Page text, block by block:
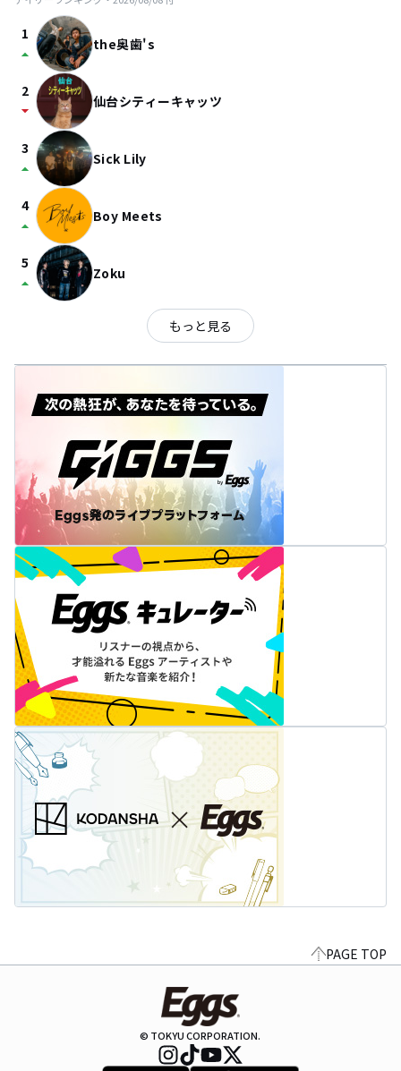
1
arrow_drop_up the奥歯's
2
arrow_drop_down 仙台シティーキャッツ
3
arrow_drop_up Sick Lily
4
arrow_drop_up Boy Meets
5
arrow_drop_up Zoku
もっと見る
PAGE TOP
© TOKYU CORPORATION.